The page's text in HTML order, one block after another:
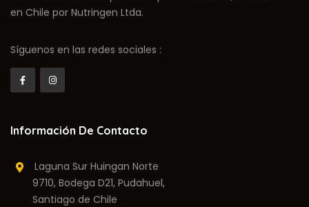
Consulta Veterinaria Solpoly
Prat 404B, Vilcún
en Chile por Nutringen Ltda.
Síguenos en las redes sociales :
Información De Contacto
Laguna Sur Huingan Norte
9710, Bodega D21, Pudahuel,
Santiago de Chile